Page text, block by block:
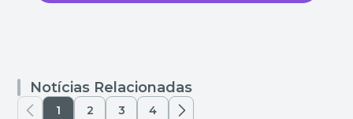
Notícias Relacionadas
1 2 3 4